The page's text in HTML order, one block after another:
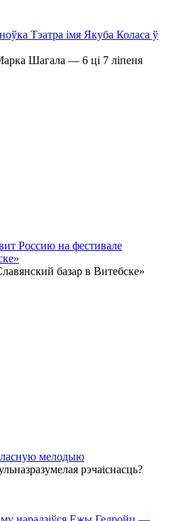
Тэатра імя Якуба Коласа ў
Шагала — 6 ці 7 ліпеня
Россию на фестивале
базар в Витебске»
мелодыю
рэчаіснасць?